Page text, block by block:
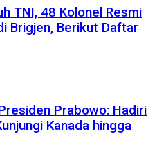
TNI, 48 Kolonel Resmi
Brigjen, Berikut Daftar
Prabowo: Hadiri
Kanada hingga